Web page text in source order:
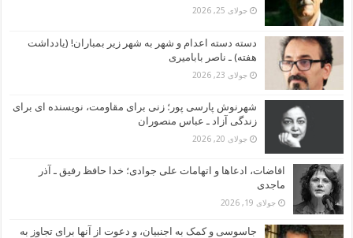
جولای 25, 2026
دسته دسته اعدام و شهر به شهر زیر بمباران! (یادداشت
هفته) ـ ناصر بابامیری
جولای 23, 2026
شهرنوش پارسی پور؛ زنی برای مقاومت، نویسنده ای برای
زندگی آزاد ـ عباس منصوران
جولای 20, 2026
افاضات، ادعاها و اتهامات علی جوادی؛ خدا حافظ رفیق ـ آذر
ماجدی
جولای 19, 2026
جاسوسی و کمک به اجنبیان، و دعوت از آنها برای تجاوز به